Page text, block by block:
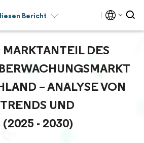
Bericht
DES P
– ANALYSE VON W
UND P
- 2030)